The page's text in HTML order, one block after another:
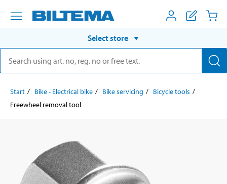
Select store
Start Bike - Electrical bike Bike servicing
Bicycle tools
Freewheel removal tool